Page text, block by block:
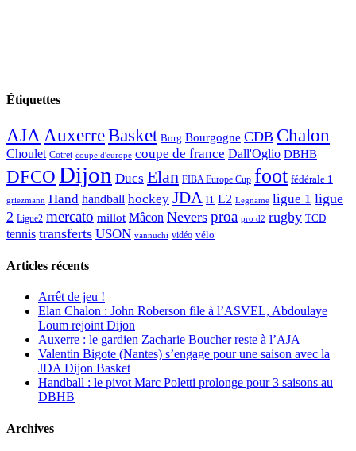
Étiquettes
AJA AuxerreBasket Borg Bourgogne CDB Chalon
Choulet Cotret coupe d'europe coupe de france Dall'Oglio DBHB
DFCODijon Ducs Elan FIBA Europe Cup foot fédérale 1
griezmann Hand handball hockey JDA l1 L2 Legname ligue 1 ligue
2 Ligue2 mercato millot Mâcon Nevers proa pro d2 rugby TCD
tennis transferts USON vannuchi vidéo vélo
Articles récents
Arrêt de jeu !
Elan Chalon : John Roberson file à l’ASVEL, Abdoulaye
Loum rejoint Dijon
Auxerre : le gardien Zacharie Boucher reste à l’AJA
Valentin Bigote (Nantes) s’engage pour une saison avec la
JDA Dijon Basket
Handball : le pivot Marc Poletti prolonge pour 3 saisons au
DBHB
Archives